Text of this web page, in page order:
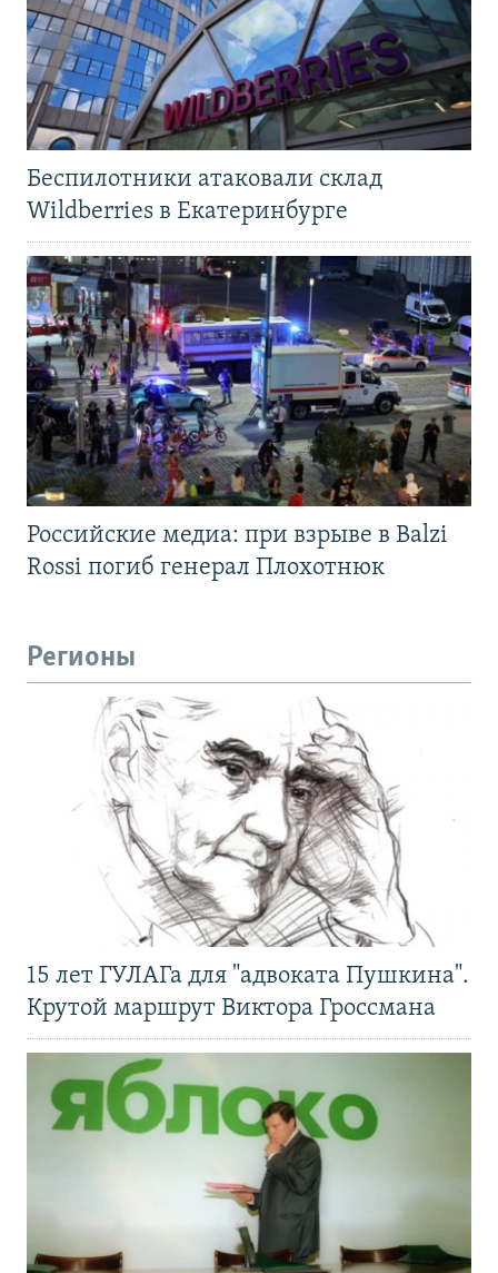
Беспилотники атаковали склад
Wildberries в Екатеринбурге
Российские медиа: при взрыве в Balzi
Rossi погиб генерал Плохотнюк
Регионы
15 лет ГУЛАГа для "адвоката Пушкина".
Крутой маршрут Виктора Гроссмана